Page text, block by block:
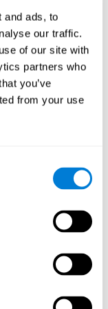
and ads, to
our traffic.
of our site with
partners who
you’ve
from your use